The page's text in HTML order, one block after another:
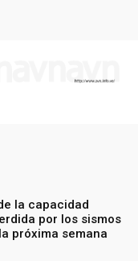
la capacidad
por los sismos
próxima semana